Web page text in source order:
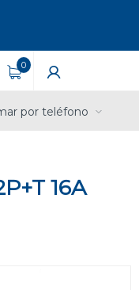
0
por teléfono
16A